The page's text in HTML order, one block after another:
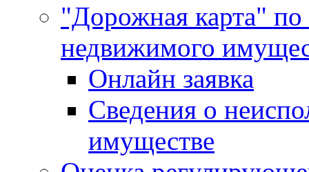
"Дорожная карта"
недвижимого
Онлайн заявка
Сведения о
имуществе